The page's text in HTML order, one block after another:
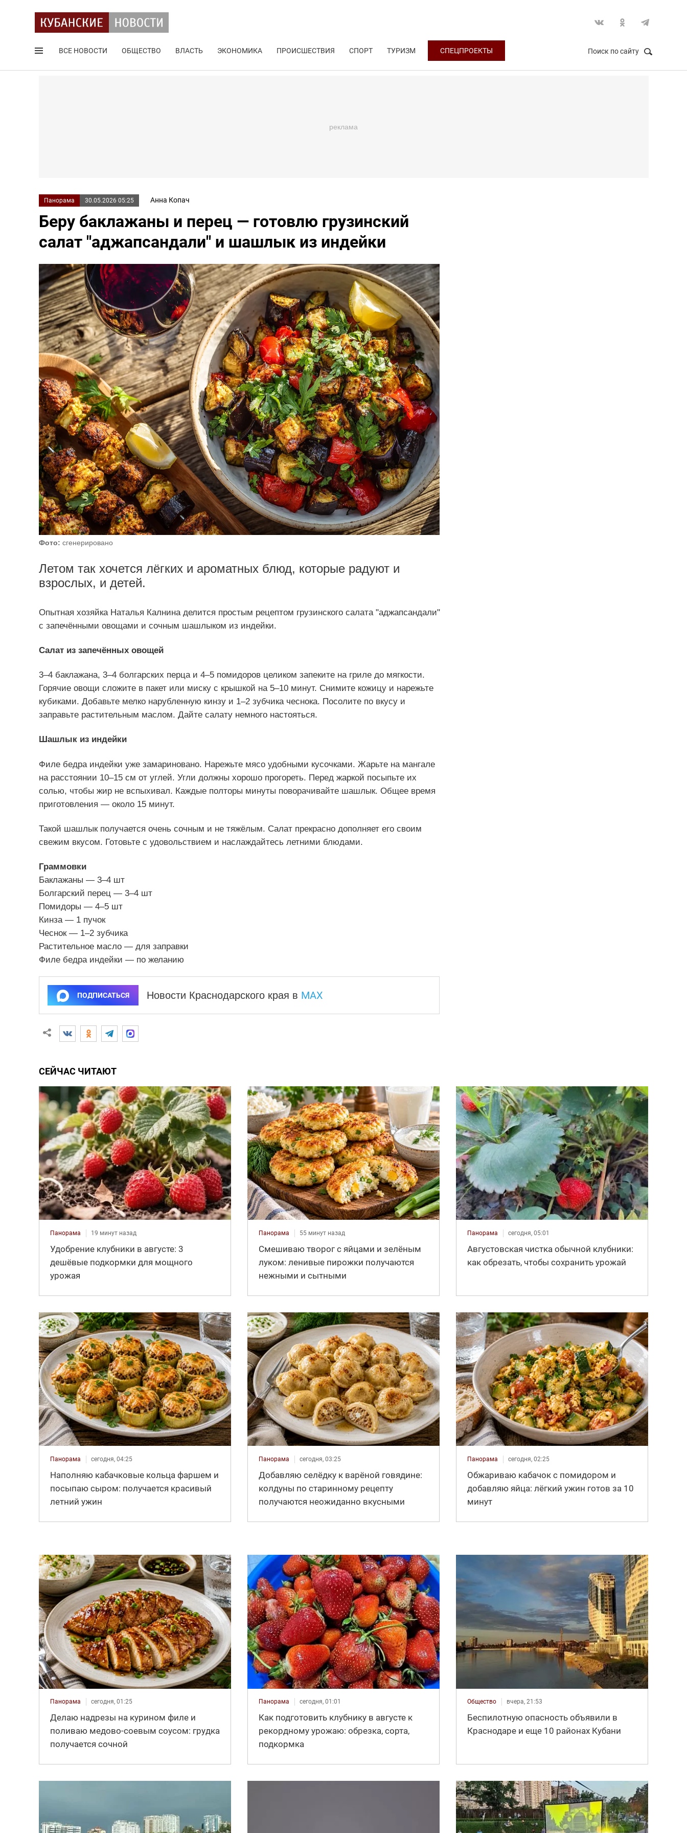
ВСЕ НОВОСТИ ОБЩЕСТВО ВЛАСТЬ ЭКОНОМИКА ПРОИСШЕСТВИЯ СПОРТ ТУРИЗМ СПЕЦПРОЕКТЫ Поиск по сайту
Панорама 30.05.2026 05:25 Анна Копач
Беру баклажаны и перец — готовлю грузинский
салат "аджапсандали" и шашлык из индейки
Фото: сгенерировано
Летом так хочется лёгких и ароматных блюд, которые радуют и
взрослых, и детей.
Опытная хозяйка Наталья Калнина делится простым рецептом грузинского салата "аджапсандали"
с запечёнными овощами и сочным шашлыком из индейки.
Салат из запечённых овощей
3–4 баклажана, 3–4 болгарских перца и 4–5 помидоров целиком запеките на гриле до мягкости.
Горячие овощи сложите в пакет или миску с крышкой на 5–10 минут. Снимите кожицу и нарежьте
кубиками. Добавьте мелко нарубленную кинзу и 1–2 зубчика чеснока. Посолите по вкусу и
заправьте растительным маслом. Дайте салату немного настояться.
Шашлык из индейки
Филе бедра индейки уже замариновано. Нарежьте мясо удобными кусочками. Жарьте на мангале
на расстоянии 10–15 см от углей. Угли должны хорошо прогореть. Перед жаркой посыпьте их
солью, чтобы жир не вспыхивал. Каждые полторы минуты поворачивайте шашлык. Общее время
приготовления — около 15 минут.
Такой шашлык получается очень сочным и не тяжёлым. Салат прекрасно дополняет его своим
свежим вкусом. Готовьте с удовольствием и наслаждайтесь летними блюдами.
Граммовки
Баклажаны — 3–4 шт
Болгарский перец — 3–4 шт
Помидоры — 4–5 шт
Кинза — 1 пучок
Чеснок — 1–2 зубчика
Растительное масло — для заправки
Филе бедра индейки — по желанию
ПОДПИСАТЬСЯ Новости Краснодарского края в MAX
СЕЙЧАС ЧИТАЮТ
Панорама 19 минут назад
Удобрение клубники в августе: 3
дешёвые подкормки для мощного
урожая
Панорама 55 минут назад
Смешиваю творог с яйцами и зелёным
луком: ленивые пирожки получаются
нежными и сытными
Панорама сегодня, 05:01
Августовская чистка обычной клубники:
как обрезать, чтобы сохранить урожай
Панорама сегодня, 04:25
Наполняю кабачковые кольца фаршем и
посыпаю сыром: получается красивый
летний ужин
Панорама сегодня, 03:25
Добавляю селёдку к варёной говядине:
колдуны по старинному рецепту
получаются неожиданно вкусными
Панорама сегодня, 02:25
Обжариваю кабачок с помидором и
добавляю яйца: лёгкий ужин готов за 10
минут
Панорама сегодня, 01:25
Делаю надрезы на курином филе и
поливаю медово-соевым соусом: грудка
получается сочной
Панорама сегодня, 01:01
Как подготовить клубнику в августе к
рекордному урожаю: обрезка, сорта,
подкормка
Общество вчера, 21:53
Беспилотную опасность объявили в
Краснодаре и еще 10 районах Кубани